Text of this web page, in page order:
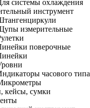
системы охлаждения
инструмент
измерительные
поверочные
часового типа
кейсы, сумки